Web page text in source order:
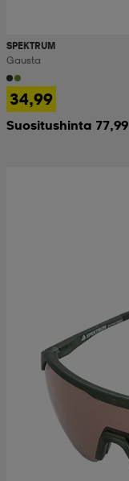
SPEKTRUM
Gausta
34,99
Suositushinta 77,99